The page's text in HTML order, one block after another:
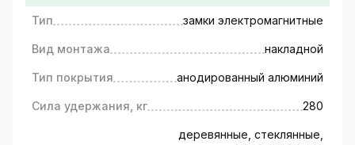
дверной раме прикрепить магнит. При подаче
питания создается магнитное поле,
заставляющее пластину притягиваться к
прекратить подачу питания на замок.
Тип - замки электромагнитные,
Вид монтажа - накладной,
Тип замки электромагнитные
Вид монтажа накладной
Тип покрытия анодированный алюминий
Сила удержания, кг 280
деревянные, стеклянные,